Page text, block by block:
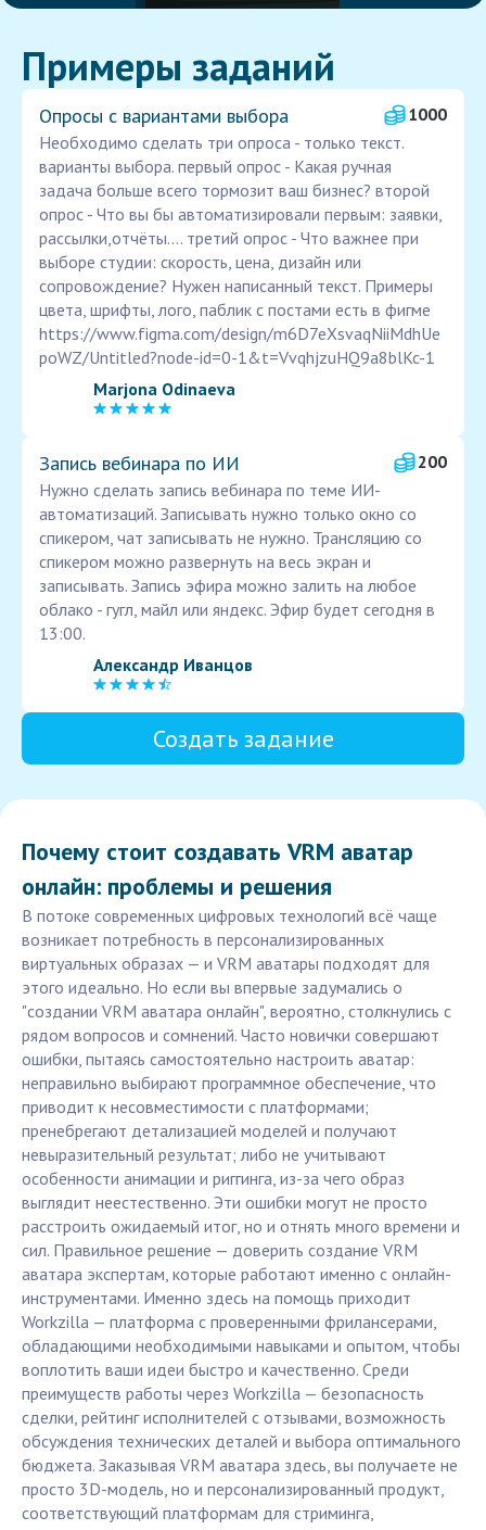
Примеры заданий
Опросы с вариантами выбора
1000
Необходимо сделать три опроса - только текст.
варианты выбора. первый опрос - Какая ручная
задача больше всего тормозит ваш бизнес? второй
опрос - Что вы бы автоматизировали первым: заявки,
рассылки,отчёты.... третий опрос - Что важнее при
выборе студии: скорость, цена, дизайн или
сопровождение? Нужен написанный текст. Примеры
цвета, шрифты, лого, паблик с постами есть в фигме
https://www.figma.com/design/m6D7eXsvaqNiiMdhUe
poWZ/Untitled?node-id=0-1&t=VvqhjzuHQ9a8blKc-1
Marjona Odinaeva
Запись вебинара по ИИ
200
Нужно сделать запись вебинара по теме ИИ-
автоматизаций. Записывать нужно только окно со
спикером, чат записывать не нужно. Трансляцию со
спикером можно развернуть на весь экран и
записывать. Запись эфира можно залить на любое
облако - гугл, майл или яндекс. Эфир будет сегодня в
13:00.
Александр Иванцов
Создать задание
Почему стоит создавать VRM аватар
онлайн: проблемы и решения
В потоке современных цифровых технологий всё чаще
возникает потребность в персонализированных
виртуальных образах — и VRM аватары подходят для
этого идеально. Но если вы впервые задумались о
"создании VRM аватара онлайн", вероятно, столкнулись с
рядом вопросов и сомнений. Часто новички совершают
ошибки, пытаясь самостоятельно настроить аватар:
неправильно выбирают программное обеспечение, что
приводит к несовместимости с платформами;
пренебрегают детализацией моделей и получают
невыразительный результат; либо не учитывают
особенности анимации и риггинга, из-за чего образ
выглядит неестественно. Эти ошибки могут не просто
расстроить ожидаемый итог, но и отнять много времени и
сил. Правильное решение — доверить создание VRM
аватара экспертам, которые работают именно с онлайн-
инструментами. Именно здесь на помощь приходит
Workzilla — платформа с проверенными фрилансерами,
обладающими необходимыми навыками и опытом, чтобы
воплотить ваши идеи быстро и качественно. Среди
преимуществ работы через Workzilla — безопасность
сделки, рейтинг исполнителей с отзывами, возможность
обсуждения технических деталей и выбора оптимального
бюджета. Заказывая VRM аватара здесь, вы получаете не
просто 3D-модель, но и персонализированный продукт,
соответствующий платформам для стриминга,